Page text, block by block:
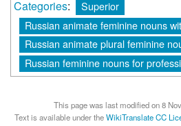
Categories:
Superior
Russian animate feminine nouns
Russian animate plural feminine
Russian feminine nouns for
This page was last modified on 8
Text is available under theWikiTranslate CC